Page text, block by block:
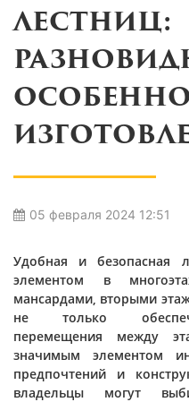
ЛЕСТНИЦ:
05 февраля 2024 12:51
Удобная и безопасная
элементом в
мансардами, вторыми
не только
перемещения между
значимым элементом
предпочтений и
владельцы могут